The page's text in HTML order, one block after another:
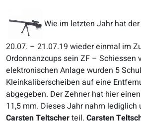
Wie im letzten Jahr hat
20.07. – 21.07.19 wieder einmal im
Ordonnanzcups sein ZF – Schiessen
elektronischen Anlage wurden 5
Kleinkaliberscheiben auf eine
abgegeben. Der Zehner hat hier
11,5 mm. Dieses Jahr nahm lediglich
Carsten Teltscherteil. Carsten